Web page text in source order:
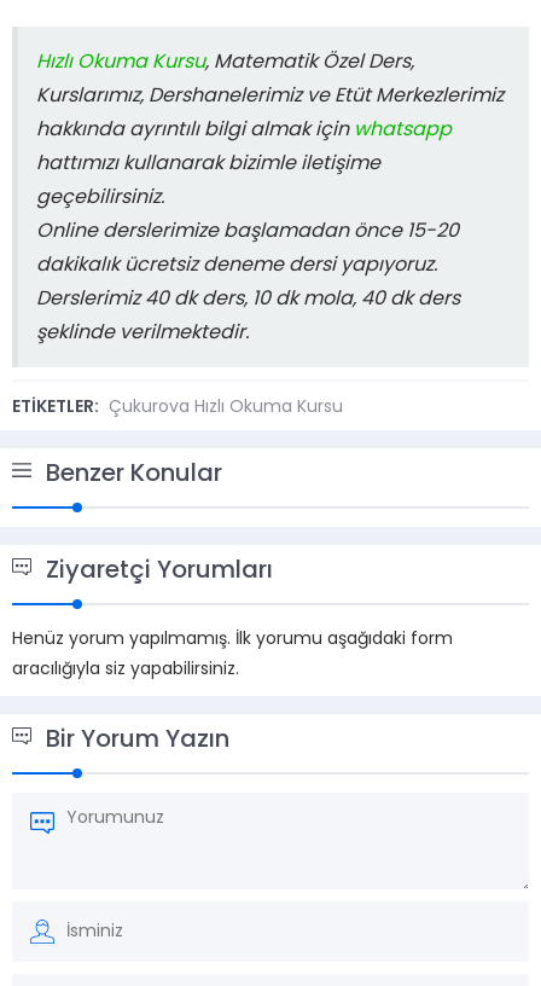
Hızlı Okuma Kursu, Matematik Özel Ders,
Kurslarımız, Dershanelerimiz ve Etüt Merkezlerimiz
hakkında ayrıntılı bilgi almak için whatsapp
hattımızı kullanarak bizimle iletişime
geçebilirsiniz.
Online derslerimize başlamadan önce 15-20
dakikalık ücretsiz deneme dersi yapıyoruz.
Derslerimiz 40 dk ders, 10 dk mola, 40 dk ders
şeklinde verilmektedir.
ETİKETLER: Çukurova Hızlı Okuma Kursu
Benzer Konular
Ziyaretçi Yorumları
Henüz yorum yapılmamış. İlk yorumu aşağıdaki form
aracılığıyla siz yapabilirsiniz.
Bir Yorum Yazın